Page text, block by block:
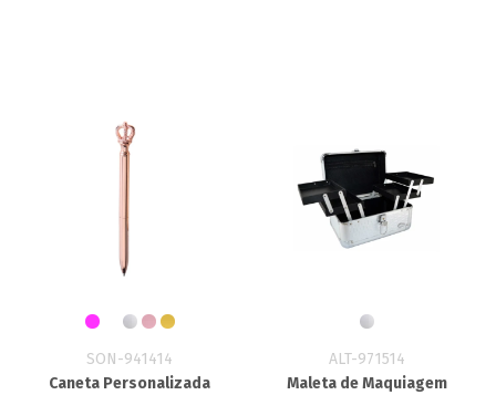
SON-941414
Caneta Personalizada
ALT-971514
Maleta de Maquiagem